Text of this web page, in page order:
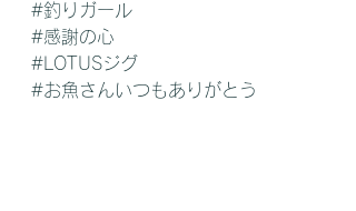
#釣りガール
#感謝の心
#LOTUSジグ
#お魚さんいつもありがとう